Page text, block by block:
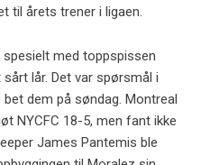
til årets trener i ligaen.
spesielt med toppspissen
lår. Det var spørsmål i
dem på søndag. Montreal
NYCFC 18-5, men fant ikke
James Pantemis ble